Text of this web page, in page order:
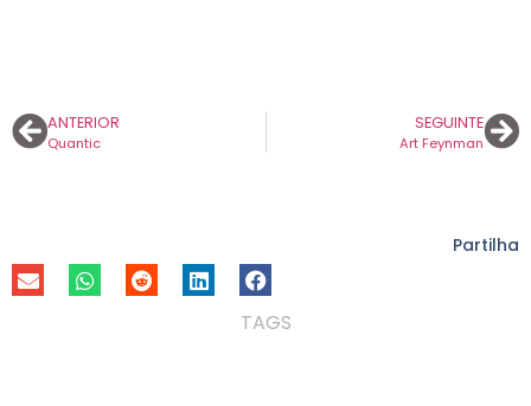
ANTERIOR
Quantic
SEGUINTE
Art Feynman
Partilha
TAGS